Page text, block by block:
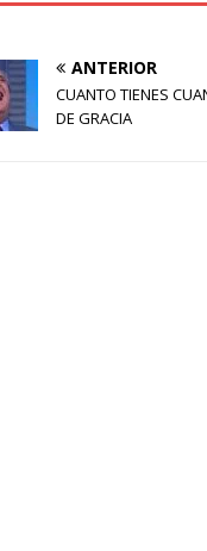
ANTERIOR
CUANTO TIENES
DE GRACIA